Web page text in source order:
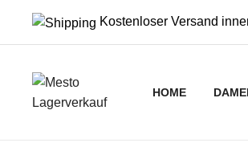
Kostenloser Versand
HOME